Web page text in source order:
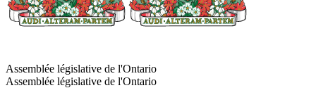
Assemblée législative de l'Ontario
Assemblée législative de l'Ontario